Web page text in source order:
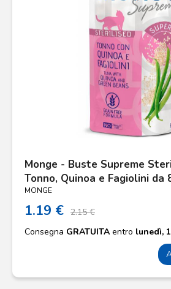
Monge - Buste Supreme
Tonno, Quinoa e Fagiolini da
MONGE
1.19 € 2.15 €
Consegna GRATUITA entro lunedì,